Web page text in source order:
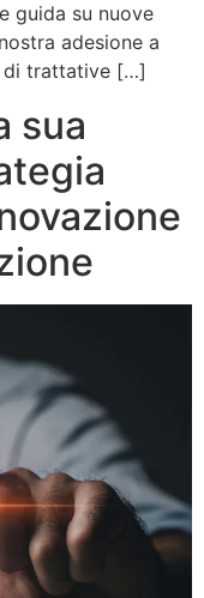
guida su nuove
adesione a
di trattative […]
sua